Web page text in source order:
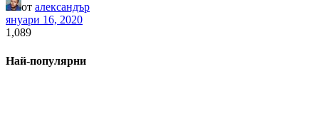
от александър
януари 16, 2020
1,089
Най-популярни